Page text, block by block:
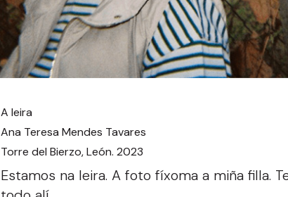
A leira
Ana Teresa Mendes Tavares
Torre del Bierzo, León. 2023
Estamos na leira. A foto fíxoma a miña filla.